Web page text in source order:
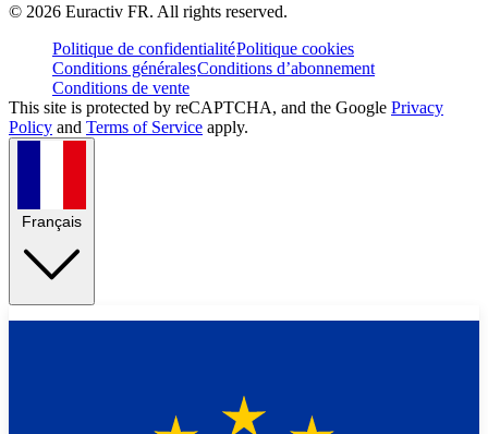
© 2026 Euractiv FR. All rights reserved.
Politique de confidentialitéPolitique cookies
Conditions généralesConditions d’abonnement
Conditions de vente
This site is protected by reCAPTCHA, and the Google Privacy
Policy and Terms of Service apply.
Français